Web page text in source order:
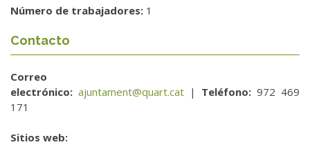
Número de trabajadores: 1
Contacto
Correo
electrónico: ajuntament@quart.cat | Teléfono: 972 469
171
Sitios web: